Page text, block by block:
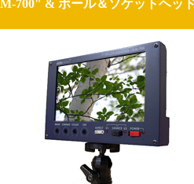
700" & ボール＆ソケットヘッ